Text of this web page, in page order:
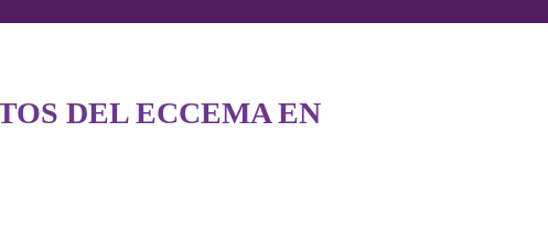
DEL ECCEMA EN